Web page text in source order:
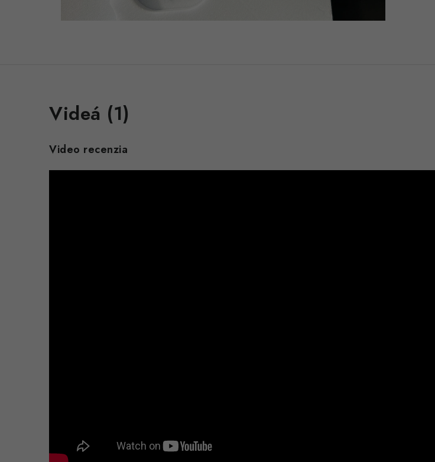
Videá (1)
Video recenzia